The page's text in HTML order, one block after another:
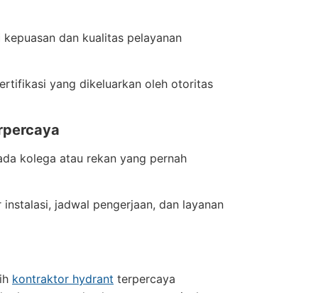
dan kualitas pelayanan
yang dikeluarkan oleh otoritas
kolega atau rekan yang pernah
jadwal pengerjaan, dan layanan
kontraktor hydrant terpercaya